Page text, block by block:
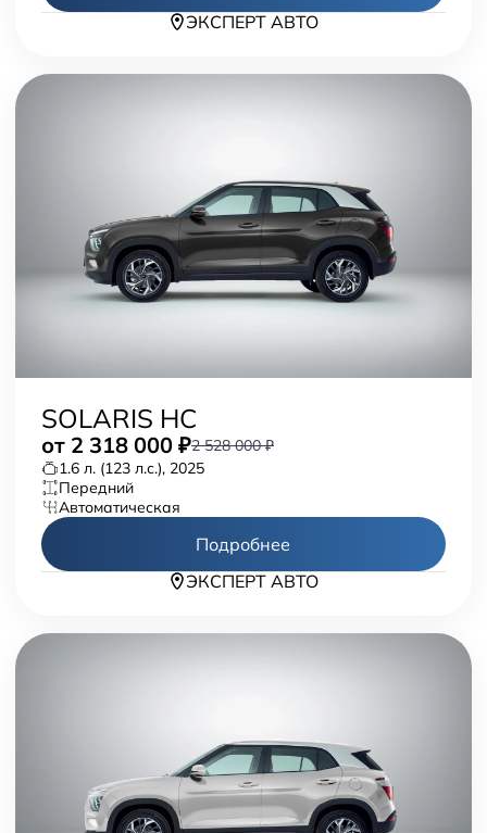
ЭКСПЕРТ АВТО
SOLARIS HC
от 2 318 000 ₽2 528 000 ₽
1.6 л. (123 л.с.), 2025
передний
автоматическая
Подробнее
ЭКСПЕРТ АВТО